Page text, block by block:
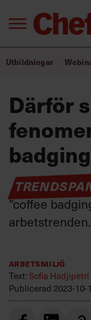
Annonsera
Kundservice
Villkor och
Bra
Utbildningar
Därför
”coffee
arbetstrenden.
Arbetsmiljö
Text:Sofia
Publicerad 2023-10-